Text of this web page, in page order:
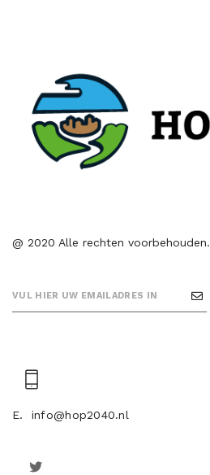
@ 2020 Alle rechten voorbehouden.
E. info@hop2040.nl